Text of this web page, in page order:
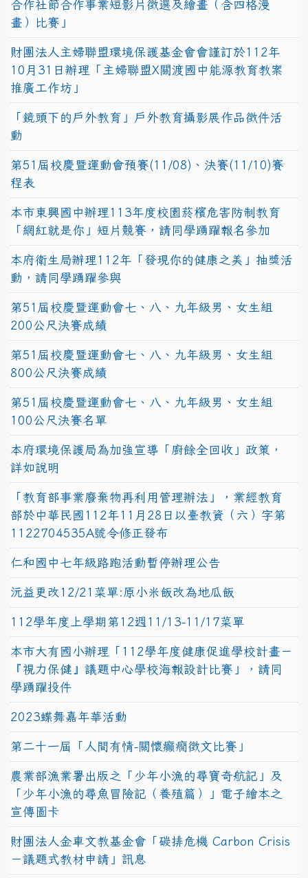
合作社節合作事業短影片徵選及繪畫（含四格漫
畫）比賽」
財團法人主婦聯盟環境保護基金會會謹訂於112年
10月31日辦理「主婦聯盟X關渡國中能源教育教案
推廣工作坊」
「鏡頭下的戶外教育」戶外教育攝影展作品徵件活
動
第51屆校慶暨運動會預賽(11/08)、決賽(11/10)賽
程表
本市東興國中辦理113年度校園菸檳危害防制教育
「網紅就是你」短片競賽，請同學踴躍報名參加
本府衛生局辦理112年「發現你的健康之美」抽獎活
動，請同學踴躍參與
第51屆校慶暨運動會七、八、九年級男、女生組
200公尺決賽成績
第51屆校慶暨運動會七、八、九年級男、女生組
800公尺決賽成績
第51屆校慶暨運動會七、八、九年級男、女生組
100公尺決賽名單
本府環境保護局為加強宣導「廚餘全回收」政策，
詳如說明
「教育部事業廢棄物再利用管理辦法」，業經教育
部於中華民國112年11月28日以臺教資（六）字第
1122704535A號令修正發布
仁和國中七年級路跑活動暫停辦理公告
沅益更改12/21菜單:原小米飯改為地瓜飯
112學年度上學期第12週11/13-11/17菜單
本市大有國小辦理「112學年度健康促進學校計畫－
『視力保健』議題中心學校海報設計比賽」，請同
學踴躍投件
2023蝶舞嘉年華活動
第二十一屆「人間有情-關懷癲癇徵文比賽」
農業部漁業署出版之「少年小漁的尋寶奇航記」及
「少年小漁的尋魚冒險記（養殖篇）」電子繪本之
宣傳圖卡
財團法人金車文教基金會「碳排危機 Carbon Crisis
－議題式教材申請」訊息